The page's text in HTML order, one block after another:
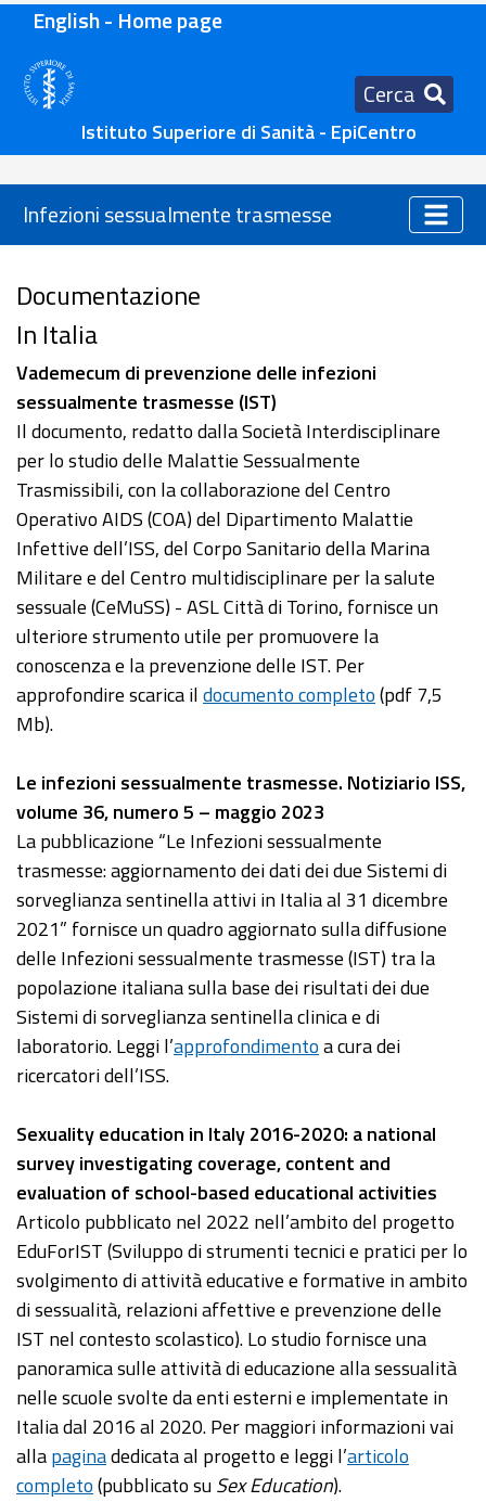
English - Home page
Cerca
Istituto Superiore di Sanità - EpiCentro
Infezioni sessualmente trasmesse
Documentazione
In Italia
Vademecum di prevenzione delle infezioni
sessualmente trasmesse (IST)
Il documento, redatto dalla Società Interdisciplinare
per lo studio delle Malattie Sessualmente
Trasmissibili, con la collaborazione del Centro
Operativo AIDS (COA) del Dipartimento Malattie
Infettive dell’ISS, del Corpo Sanitario della Marina
Militare e del Centro multidisciplinare per la salute
sessuale (CeMuSS) - ASL Città di Torino, fornisce un
ulteriore strumento utile per promuovere la
conoscenza e la prevenzione delle IST. Per
approfondire scarica ildocumento completo(pdf 7,5
Mb).
Le infezioni sessualmente trasmesse. Notiziario ISS,
volume 36, numero 5 – maggio 2023
La pubblicazione “Le Infezioni sessualmente
trasmesse: aggiornamento dei dati dei due Sistemi di
sorveglianza sentinella attivi in Italia al 31 dicembre
2021” fornisce un quadro aggiornato sulla diffusione
delle Infezioni sessualmente trasmesse (IST) tra la
popolazione italiana sulla base dei risultati dei due
Sistemi di sorveglianza sentinella clinica e di
laboratorio. Leggi l’approfondimentoa cura dei
ricercatori dell’ISS.
Sexuality education in Italy 2016-2020: a national
survey investigating coverage, content and
evaluation of school-based educational activities
Articolo pubblicato nel 2022 nell’ambito del progetto
EduForIST (Sviluppo di strumenti tecnici e pratici per lo
svolgimento di attività educative e formative in ambito
di sessualità, relazioni affettive e prevenzione delle
IST nel contesto scolastico). Lo studio fornisce una
panoramica sulle attività di educazione alla sessualità
nelle scuole svolte da enti esterni e implementate in
Italia dal 2016 al 2020. Per maggiori informazioni vai
allapaginadedicata al progetto e leggi l’articolo
completo(pubblicato suSex Education).